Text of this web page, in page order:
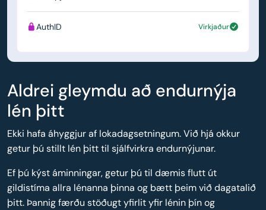
AuthID Virkjaður
Aldrei gleymdu að endurnýja
lén þitt
Ekki hafa áhyggjur af lokadagsetningum. Við hjá okkur
getur þú stillt lén þitt til sjálfvirkra endurnýjunar.
Ef þú kýst áminningar, getur þú til dæmis flutt út
gildistíma allra lénanna þinna og bætt þeim við dagatalið
þitt. Þannig færðu stöðugt yfirlit yfir lénin þín og